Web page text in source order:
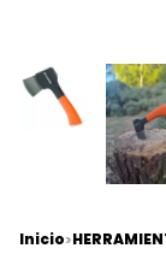
Inicio>